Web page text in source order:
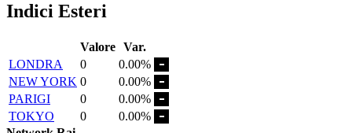
Indici Esteri
Valore Var.
LONDRA
0
0.00%
NEW YORK 0
0.00%
PARIGI
0
0.00%
TOKYO
0
0.00%